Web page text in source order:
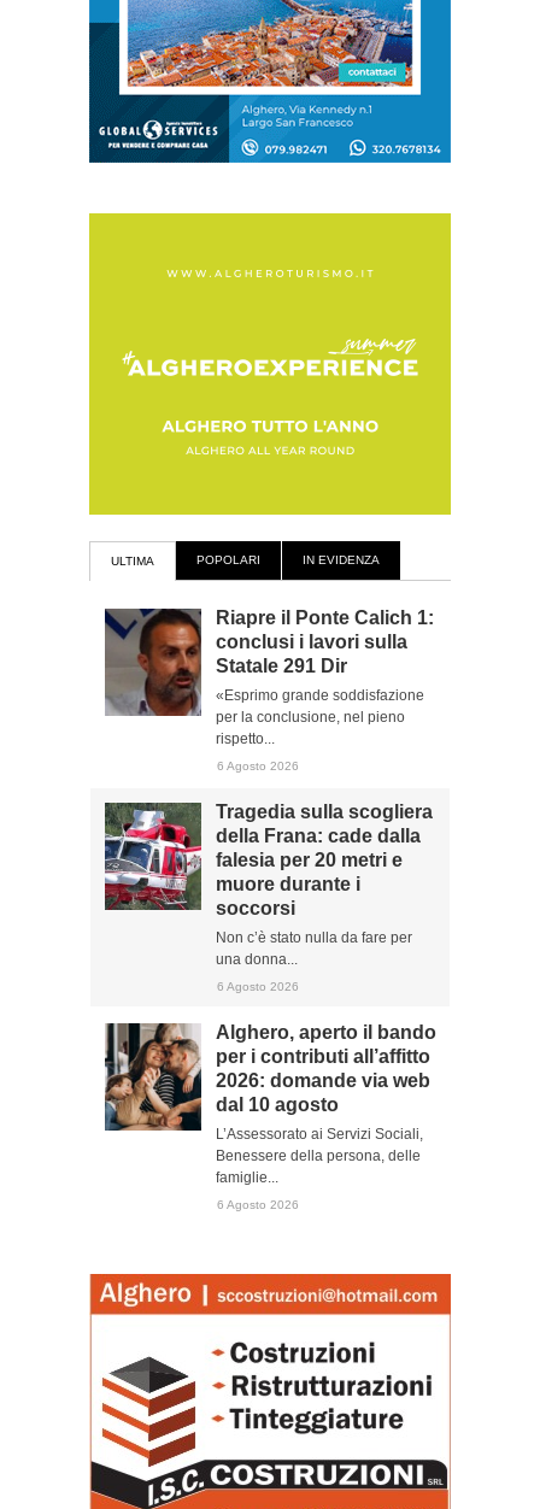
ULTIMA POPOLARI IN EVIDENZA
Riapre il Ponte Calich 1:
conclusi i lavori sulla
Statale 291 Dir
«Esprimo grande soddisfazione
per la conclusione, nel pieno
rispetto...
6 Agosto 2026
Tragedia sulla scogliera
della Frana: cade dalla
falesia per 20 metri e
muore durante i
soccorsi
Non c’è stato nulla da fare per
una donna...
6 Agosto 2026
Alghero, aperto il bando
per i contributi all’affitto
2026: domande via web
dal 10 agosto
L’Assessorato ai Servizi Sociali,
Benessere della persona, delle
famiglie...
6 Agosto 2026